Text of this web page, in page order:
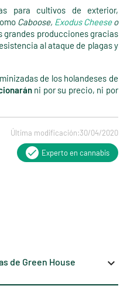
para cultivos de exterior,
Caboose, Exodus Cheeseo
grandes producciones gracias
al ataque de plagas y
de los holandeses de
ni por su precio, ni por
Última modificación:30/04/2020
Experto en cannabis
de Green House
keyboard_arrow_down